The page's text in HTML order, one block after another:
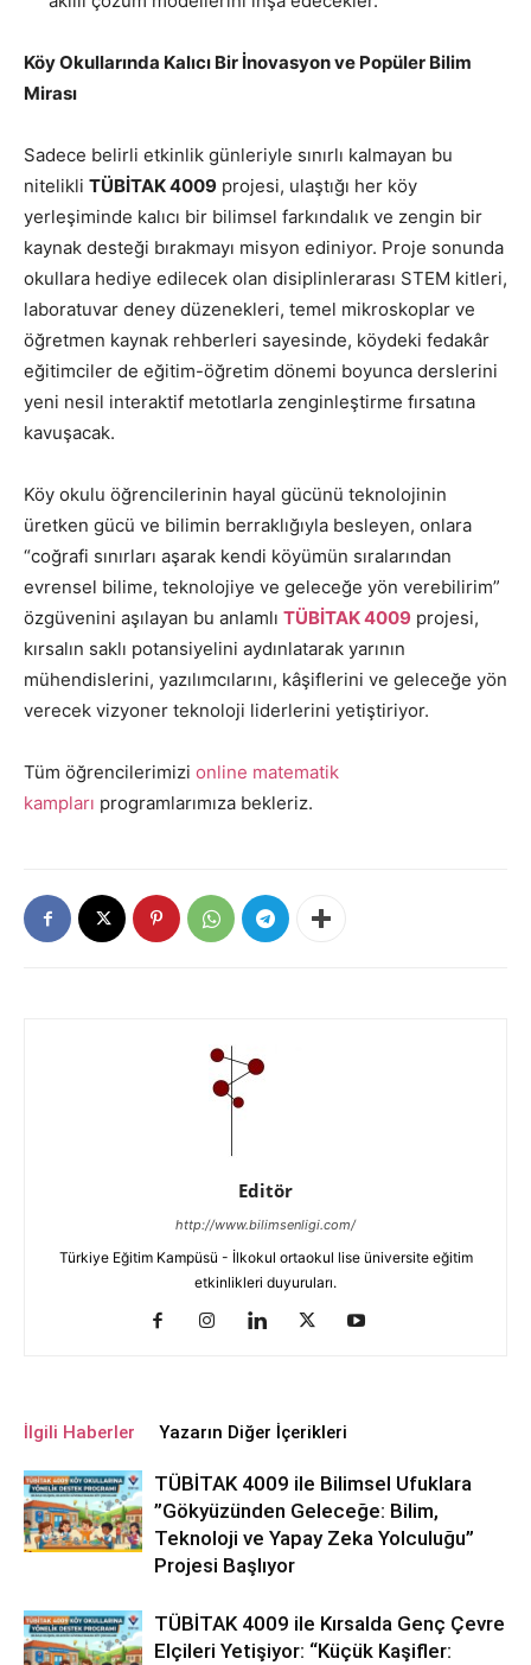
Köy Okullarında Kalıcı Bir İnovasyon ve Popüler Bilim
Mirası
Sadece belirli etkinlik günleriyle sınırlı kalmayan bu
nitelikli TÜBİTAK 4009 projesi, ulaştığı her köy
yerleşiminde kalıcı bir bilimsel farkındalık ve zengin bir
kaynak desteği bırakmayı misyon ediniyor. Proje sonunda
okullara hediye edilecek olan disiplinlerarası STEM kitleri,
laboratuvar deney düzenekleri, temel mikroskoplar ve
öğretmen kaynak rehberleri sayesinde, köydeki fedakâr
eğitimciler de eğitim-öğretim dönemi boyunca derslerini
yeni nesil interaktif metotlarla zenginleştirme fırsatına
kavuşacak.
Köy okulu öğrencilerinin hayal gücünü teknolojinin
üretken gücü ve bilimin berraklığıyla besleyen, onlara
“coğrafi sınırları aşarak kendi köyümün sıralarından
evrensel bilime, teknolojiye ve geleceğe yön verebilirim”
özgüvenini aşılayan bu anlamlı TÜBİTAK 4009 projesi,
kırsalın saklı potansiyelini aydınlatarak yarının
mühendislerini, yazılımcılarını, kâşiflerini ve geleceğe yön
verecek vizyoner teknoloji liderlerini yetiştiriyor.
Tüm öğrencilerimizi online matematik
kampları programlarımıza bekleriz.
Editör
http://www.bilimsenligi.com/
Türkiye Eğitim Kampüsü - İlkokul ortaokul lise üniversite eğitim
etkinlikleri duyuruları.
İlgili Haberler Yazarın Diğer İçerikleri
TÜBİTAK 4009 ile Bilimsel Ufuklara
”Gökyüzünden Geleceğe: Bilim,
Teknoloji ve Yapay Zeka Yolculuğu”
Projesi Başlıyor
TÜBİTAK 4009 ile Kırsalda Genç Çevre
Elçileri Yetişiyor: “Küçük Kaşifler: